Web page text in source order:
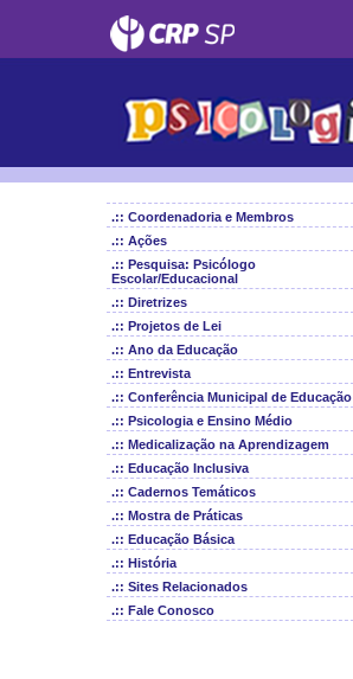
.:: Coordenadoria e Membros
.:: Ações
.:: Pesquisa: Psicólogo
Escolar/Educacional
.:: Diretrizes
.:: Projetos de Lei
.:: Ano da Educação
.:: Entrevista
.:: Conferência Municipal de Educação
.:: Psicologia e Ensino Médio
.:: Medicalização na Aprendizagem
.:: Educação Inclusiva
.:: Cadernos Temáticos
.:: Mostra de Práticas
.:: Educação Básica
.:: História
.:: Sites Relacionados
.:: Fale Conosco